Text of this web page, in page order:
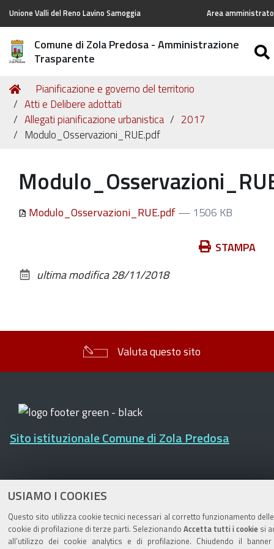
USIAMO I COOKIES
Questo sito utilizza cookie tecnici necessari al corretto funzionamento
cookie di profilazione di terze parti. Selezionando Accetta tutti i cookiesi
all’utilizzo dei cookie analytics e di profilazione. Chiudendo il
Unione Valli del Reno Lavino Samoggia Area
Comune di Zola Predosa - Amministrazione
Trasparente
Tu
sei
qui:
Home
Pianificazione e governo del territorio
Atti e Delibere adottati
Allegati pianificazione urbanistica
2017
Modulo_Osservazioni_RUE.pdf
Modulo_Osservazioni_RUE.pdf— 1506 KB
documento
STAMPA
ultima modifica28/11/2018
Valuta questo sito
Sito istituzionale Comune di Zola Predosa
Privacy policy|DPO